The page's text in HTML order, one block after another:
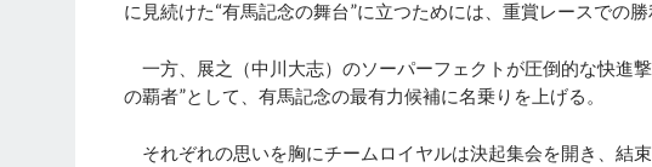
に見続けた“有馬記念の舞台”に立つためには、重賞レースでの
一方、展之（中川大志）のソーパーフェクトが圧倒的な快進
の覇者”として、有馬記念の最有力候補に名乗りを上げる。
それぞれの思いを胸にチームロイヤルは決起集会を開き、結